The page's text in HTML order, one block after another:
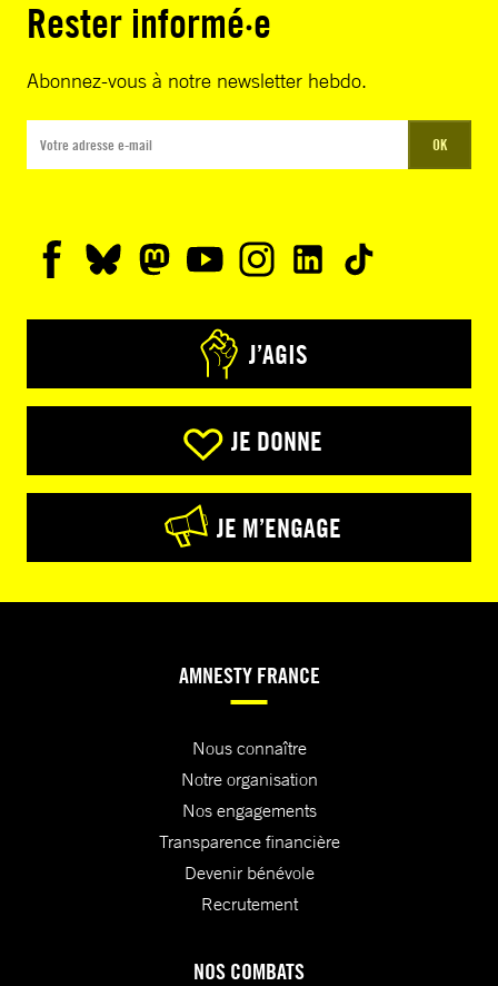
Rester informé·e
Abonnez-vous à notre newsletter hebdo.
OK
J’AGIS
JE DONNE
JE M’ENGAGE
AMNESTY FRANCE
Nous connaître
Notre organisation
Nos engagements
Transparence financière
Devenir bénévole
Recrutement
NOS COMBATS